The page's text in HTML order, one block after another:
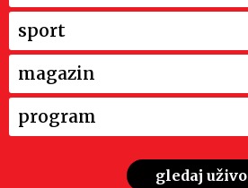
sport
magazin
program
gledaj uživo